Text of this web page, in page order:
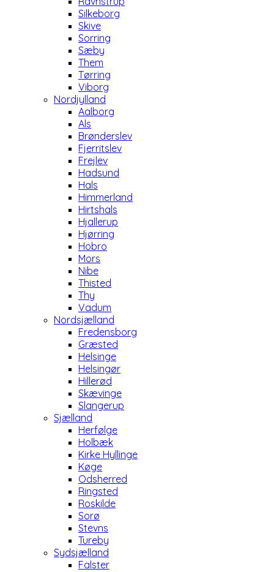
Silkeborg
Skive
Sorring
Sæby
Them
Tørring
Viborg
Nordjylland
Aalborg
Als
Brønderslev
Fjerritslev
Frejlev
Hadsund
Hals
Himmerland
Hirtshals
Hjallerup
Hjørring
Hobro
Mors
Nibe
Thisted
Thy
Vadum
Nordsjælland
Fredensborg
Græsted
Helsinge
Helsingør
Hillerød
Skævinge
Slangerup
Sjælland
Herfølge
Holbæk
Kirke Hyllinge
Køge
Odsherred
Ringsted
Roskilde
Sorø
Stevns
Tureby
Sydsjælland
Falster